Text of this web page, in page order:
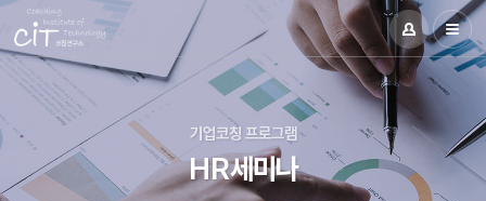
기업코칭 프로그램
HR세미나